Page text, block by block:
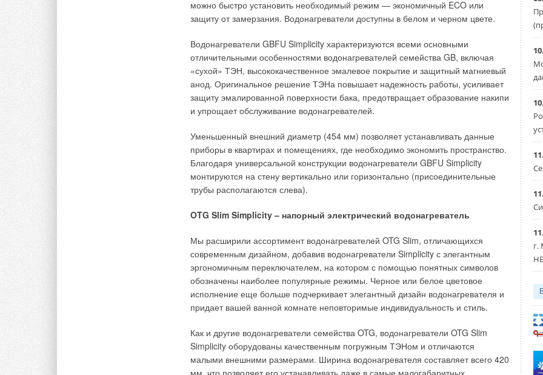
можно быстро установить необходимый режим — экономичный ECO или
защиту от замерзания. Водонагреватели доступны в белом и черном цвете.
Водонагреватели GBFU Simplicity характеризуются всеми основными
отличительными особенностями водонагревателей семейства GB, включая
«сухой» ТЭН, высококачественное эмалевое покрытие и защитный магниевый
анод. Оригинальное решение ТЭНа повышает надежность работы, усиливает
защиту эмалированной поверхности бака, предотвращает образование накипи
и упрощает обслуживание водонагревателей.
Уменьшенный внешний диаметр (454 мм) позволяет устанавливать данные
приборы в квартирах и помещениях, где необходимо экономить пространство.
Благодаря универсальной конструкции водонагреватели GBFU Simplicity
монтируются на стену вертикально или горизонтально (присоединительные
трубы располагаются слева).
OTG Slim Simplicity – напорный электрический водонагреватель
Мы расширили ассортимент водонагревателей OTG Slim, отличающихся
современным дизайном, добавив водонагреватели Simplicity с элегантным
эргономичным переключателем, на котором с помощью понятных символов
обозначены наиболее популярные режимы. Черное или белое цветовое
исполнение еще больше подчеркивает элегантный дизайн водонагревателя и
придает вашей ванной комнате неповторимые индивидуальность и стиль.
Как и другие водонагреватели семейства OTG, водонагреватели OTG Slim
Simplicity оборудованы качественным погружным ТЭНом и отличаются
малыми внешними размерами. Ширина водонагревателя составляет всего 420
г.
следовательно возможностей для использования конденсационного тепла
гораздо больше чем, например, при использовании конденсационных котлов.
максимальным удобством регулировать работу прибора на расстоянии без
необходимости прокладки дополнительных монтажных проводов в
помещениях.
Уровень защиты IP X6 позволяет размещать пульт дистанционного управления
в непосредственной близости к месту нахождения пользователя, в т.ч. в
Therm 8000S, при интеграции в систему солнечных коллекторов, существенно
упрощают ее и делают гораздо более эффективной. Это связанно с тем, что в
водонагревателях Therm 8000S модуляция осуществляется посредством
электронного измерения температур на входе и на выходе в аппарат, а также
измерением расхода воды.
Такая модуляция, позволяет точно рассчитывать необходимую мощность
образом к водонагревателю можно подводить заранее подогретую воду. Это
позволяет отказаться от использовании в системе солнечных коллекторов
бивалентного бака косвенного нагрева, а вместо него использовать обычный
моновалентный. Кроме этого отпадает необходимость в дополнительных
устройствах контролирующих температуру и избежать типичных перепадов
температур при частом изменении потребления горячей воды.
Водонагреватели Therm 8000S отBoschнашли широкое распространение в
США и Европе. Они позволили заменить громоздкие системы паровых и
водогрейных котлов, на более эффективное и компактное решение. Наиболее